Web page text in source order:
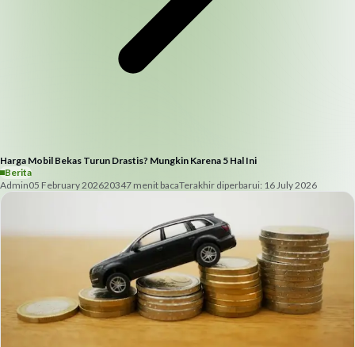
Harga Mobil Bekas Turun Drastis? Mungkin Karena 5 Hal Ini
Berita
Admin05 February 202620347 menit bacaTerakhir diperbarui: 16 July 2026